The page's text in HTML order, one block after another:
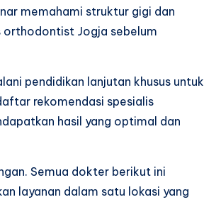
memahami struktur gigi dan
orthodontist Jogja sebelum
pendidikan lanjutan khusus untuk
rekomendasi spesialis
hasil yang optimal dan
Semua dokter berikut ini
layanan dalam satu lokasi yang